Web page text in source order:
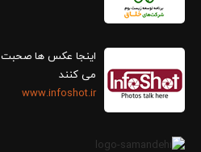
اینجا عکس ها صحبت
می کنند
www.infoshot.ir